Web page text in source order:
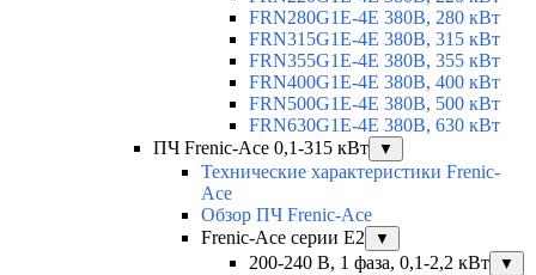
FRN280G1E-4E 380В, 280 кВт
FRN315G1E-4E 380В, 315 кВт
FRN355G1E-4E 380В, 355 кВт
FRN400G1E-4E 380В, 400 кВт
FRN500G1E-4E 380В, 500 кВт
FRN630G1E-4E 380В, 630 кВт
ПЧ Frenic-Ace 0,1-315 кВт
▼
Технические характеристики Frenic-
Ace
Обзор ПЧ Frenic-Ace
Frenic-Ace серии E2
▼
200-240 В, 1 фаза, 0,1-2,2 кВт ▼